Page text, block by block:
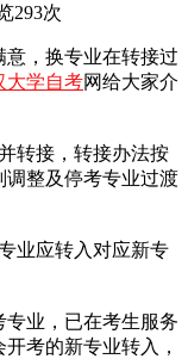
293次
，换专业在转接过
大学自考网给大家介
转接，转接办法按
调整及停考专业过渡
业应转入对应新专
业，已在考生服务
考的新专业转入，